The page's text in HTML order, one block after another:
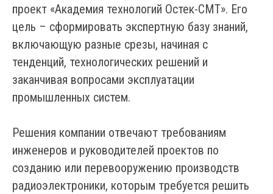
проект «Академия технологий Остек-СМТ». Его
цель – сформировать экспертную базу знаний,
включающую разные срезы, начиная с
тенденций, технологических решений и
заканчивая вопросами эксплуатации
промышленных систем.
Решения компании отвечают требованиям
инженеров и руководителей проектов по
созданию или перевооружению производств
радиоэлектроники, которым требуется решить